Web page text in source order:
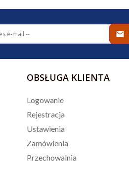
OBSŁUGA KLIENTA
Logowanie
Rejestracja
Ustawienia
Zamówienia
Przechowalnia